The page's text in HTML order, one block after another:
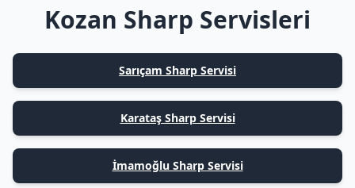
Kozan Sharp Servisleri
Sarıçam Sharp Servisi
Karataş Sharp Servisi
İmamoğlu Sharp Servisi